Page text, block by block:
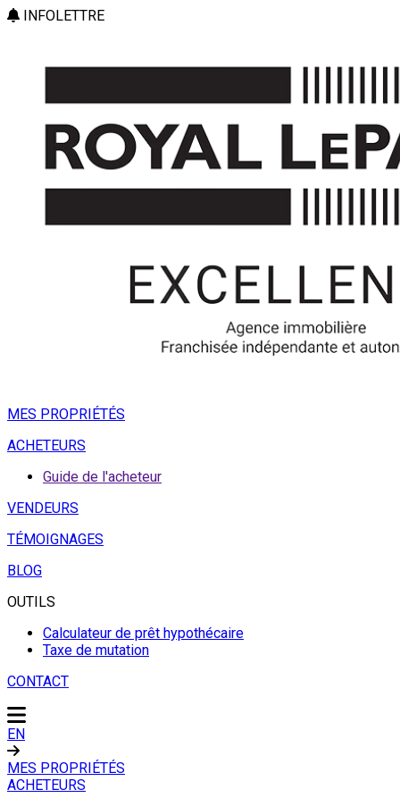
INFOLETTRE
MES PROPRIÉTÉS
ACHETEURS
Guide de l'acheteur
VENDEURS
TÉMOIGNAGES
BLOG
OUTILS
Calculateur de prêt hypothécaire
Taxe de mutation
CONTACT
EN
MES PROPRIÉTÉS
ACHETEURS